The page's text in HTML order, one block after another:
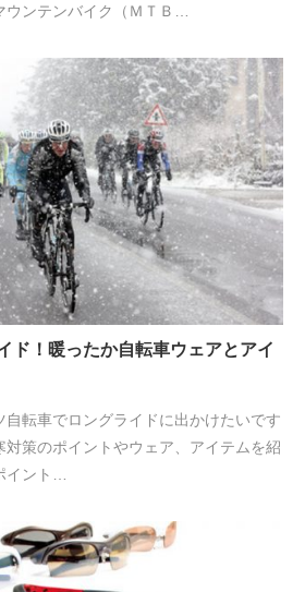
ウンテンバイク（ＭＴＢ…
ド！暖ったか自転車ウェアとアイ
自転車でロングライドに出かけたいです
対策のポイントやウェア、アイテムを紹
イント…